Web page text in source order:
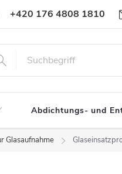
+420 176 4808 1810
Händler
Abdichtungs- und
Glasaufnahme